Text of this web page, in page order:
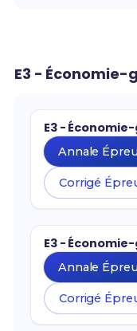
E3 - Économie-
E3 -
Annale
Corrigé
E3 -
Annale
Corrigé